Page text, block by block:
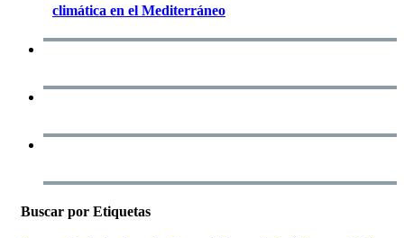
climática en el Mediterráneo
Buscar por Etiquetas